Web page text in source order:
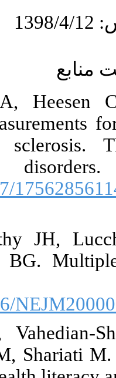
1. Fischer
outcome
in multiple
[
2.
[
3. Jafari Y,
Haresabadi